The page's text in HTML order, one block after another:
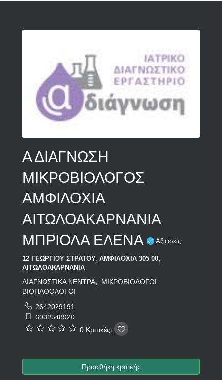
Α ΔΙΑΓΝΩΣΗ
ΜΙΚΡΟΒΙΟΛΟΓΟΣ
ΑΜΦΙΛΟΧΙΑ
ΑΙΤΩΛΟΑΚΑΡΝΑΝΙΑ
ΜΠΡΙΟΛΑ ΕΛΕΝΑ
Αξιώσεις
12 ΓΕΩΡΓΙΟΥ ΣΤΡΑΤΟΥ, ΑΜΦΙΛΟΧΙΑ 305 00,
ΑΙΤΩΛΟΑΚΑΡΝΑΝΙΑ
ΔΙΑΓΝΩΣΤΙΚΑ ΚΕΝΤΡΑ, ΜΙΚΡΟΒΙΟΛΟΓΟΙ
ΒΙΟΠΑΘΟΛΟΓΟΙ
2642029191
6932548920
0 Κριτικές
Προσθήκη κριτικής